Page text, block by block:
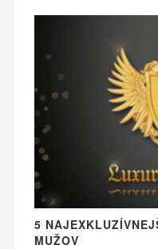
5
MUŽOV